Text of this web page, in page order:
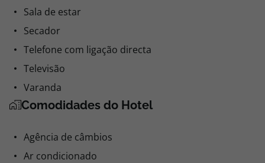
Sala de estar
Secador
Telefone com ligação directa
Televisão
Varanda
Comodidades do Hotel
Agência de câmbios
Ar condicionado